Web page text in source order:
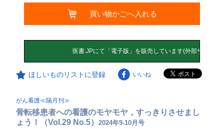
買い物かごへ入れる
ほしいものリストに登録 いいね
がん看護≪隔月刊≫
骨転移患者への看護のモヤモヤ，すっきりさせまし
ょう！（Vol.29 No.5）2024年9-10月号